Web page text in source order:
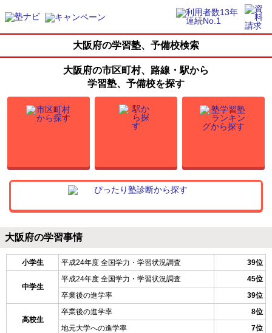
大阪府の学習塾、予備校検索
大阪府の市区町村、路線・駅から
学習塾、予備校を探す
大阪府の学習事情
小学生 平成24年度 全国学力・学習状況調査 39位
中学生
平成24年度 全国学力・学習状況調査
45位
卒業後の進学率
39位
高校生
卒業後の進学率
8位
地元大学への進学率
7位